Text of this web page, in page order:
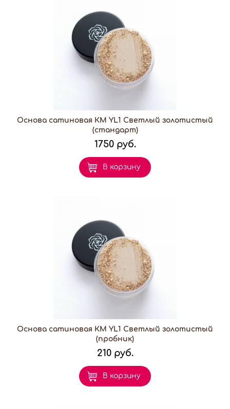
Основа сатиновая КМ YL1 Светлый золотистый
(стандарт)
1750 руб.
В корзину
Основа сатиновая КМ YL1 Светлый золотистый
(пробник)
210 руб.
В корзину